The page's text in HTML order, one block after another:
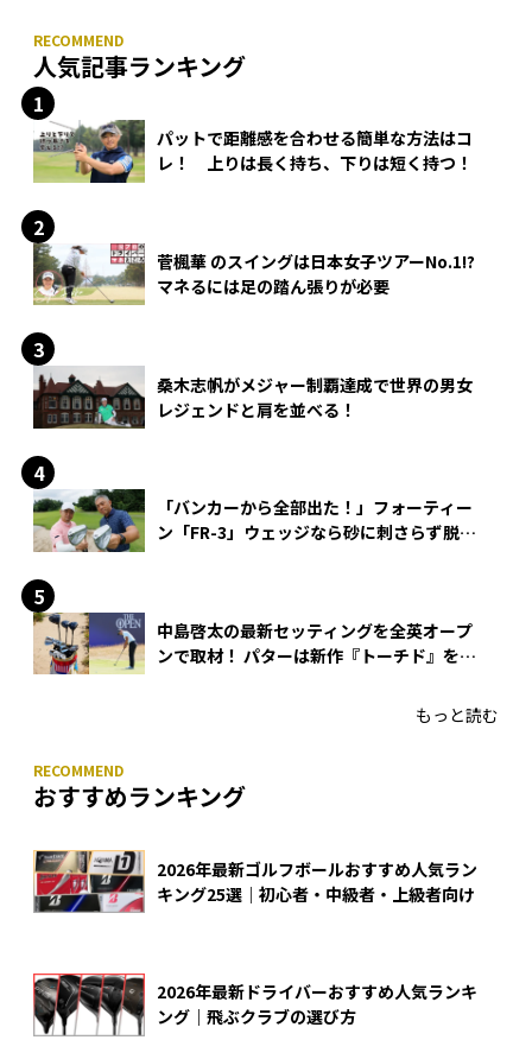
人気記事ランキング
パットで距離感を合わせる簡単な方法はコ
レ！ 上りは長く持ち、下りは短く持つ！
菅楓華 のスイングは日本女子ツアーNo.1!?
マネるには足の踏ん張りが必要
桑木志帆がメジャー制覇達成で世界の男女
レジェンドと肩を並べる！
「バンカーから全部出た！」フォーティー
ン「FR-3」ウェッジなら砂に刺さらず脱出
中島啓太の最新セッティングを全英オープ
ンで取材！ パターは新作『トーチド』を投
もっと読む
おすすめランキング
2026年最新ゴルフボールおすすめ人気ラン
キング25選｜初心者・中級者・上級者向け
2026年最新ドライバーおすすめ人気ランキ
ング｜飛ぶクラブの選び方